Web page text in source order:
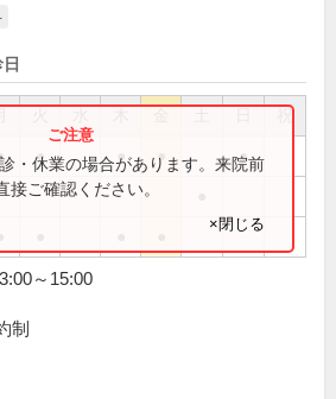
祝
● ● ● ● ●
・休業の場合があります。来院前
接ご確認ください。
×閉じる
～15:00
制